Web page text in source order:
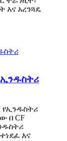
እና አረንጓዴ
የኢንዱስትሪ
በ CF
እና